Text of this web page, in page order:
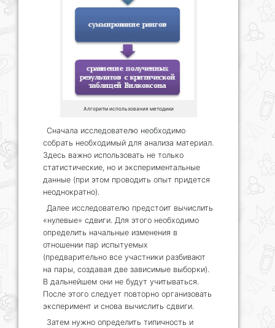
Алгоритм использования методики
Сначала исследователю необходимо
собрать необходимый для анализа материал.
Здесь важно использовать не только
статистические, но и экспериментальные
данные (при этом проводить опыт придется
неоднократно).
Далее исследователю предстоит вычислить
«нулевые» сдвиги. Для этого необходимо
определить начальные изменения в
отношении пар испытуемых
(предварительно все участники разбивают
на пары, создавая две зависимые выборки).
В дальнейшем они не будут учитываться.
После этого следует повторно организовать
эксперимент и снова вычислить сдвиги.
Затем нужно определить типичность и